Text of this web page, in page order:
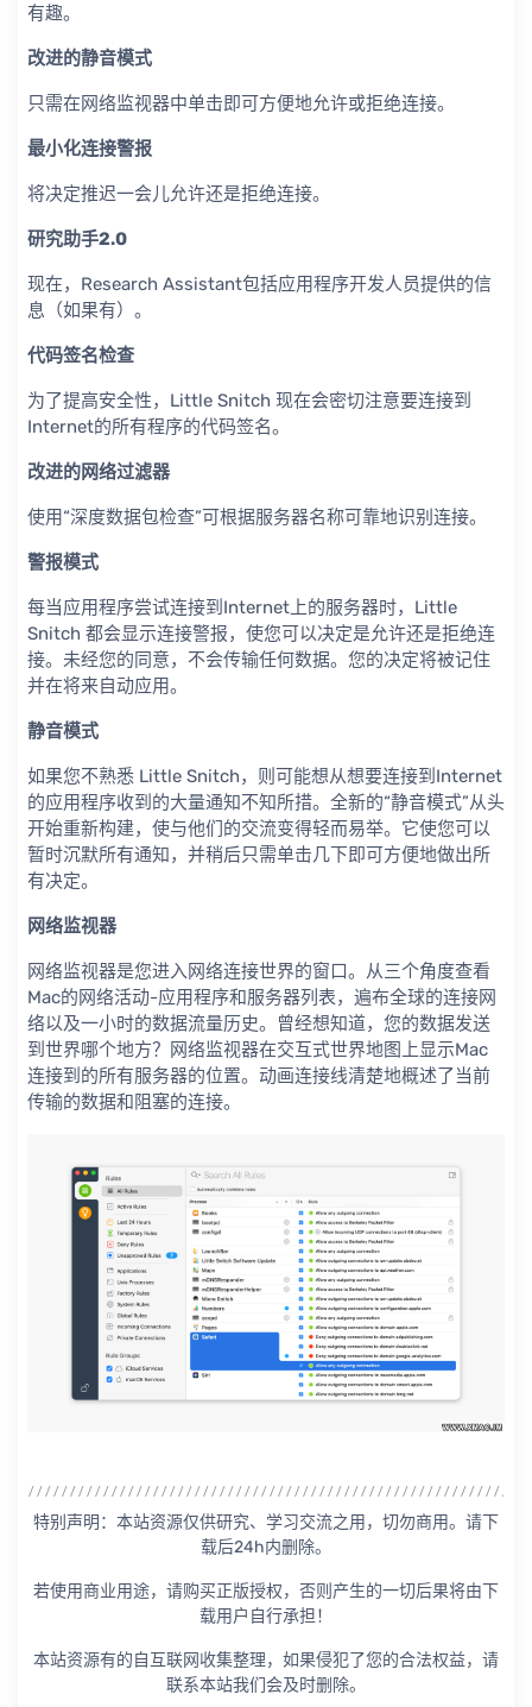
有趣。
改进的静音模式
只需在网络监视器中单击即可方便地允许或拒绝连接。
最小化连接警报
将决定推迟一会儿允许还是拒绝连接。
研究助手2.0
现在，Research Assistant包括应用程序开发人员提供的信
息（如果有）。
代码签名检查
为了提高安全性，Little Snitch 现在会密切注意要连接到
Internet的所有程序的代码签名。
改进的网络过滤器
使用“深度数据包检查”可根据服务器名称可靠地识别连接。
警报模式
每当应用程序尝试连接到Internet上的服务器时，Little
Snitch 都会显示连接警报，使您可以决定是允许还是拒绝连
接。未经您的同意，不会传输任何数据。您的决定将被记住
并在将来自动应用。
静音模式
如果您不熟悉 Little Snitch，则可能想从想要连接到Internet
的应用程序收到的大量通知不知所措。全新的“静音模式”从头
开始重新构建，使与他们的交流变得轻而易举。它使您可以
暂时沉默所有通知，并稍后只需单击几下即可方便地做出所
有决定。
网络监视器
网络监视器是您进入网络连接世界的窗口。从三个角度查看
Mac的网络活动-应用程序和服务器列表，遍布全球的连接网
络以及一小时的数据流量历史。曾经想知道，您的数据发送
到世界哪个地方？网络监视器在交互式世界地图上显示Mac
连接到的所有服务器的位置。动画连接线清楚地概述了当前
传输的数据和阻塞的连接。
特别声明：本站资源仅供研究、学习交流之用，切勿商用。请下
载后24h内删除。
若使用商业用途，请购买正版授权，否则产生的一切后果将由下
载用户自行承担！
本站资源有的自互联网收集整理，如果侵犯了您的合法权益，请
联系本站我们会及时删除。